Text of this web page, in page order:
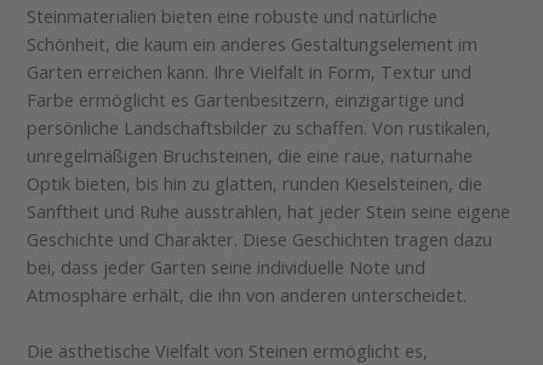
Steinmaterialien bieten eine robuste und natürliche
Schönheit, die kaum ein anderes Gestaltungselement im
Garten erreichen kann. Ihre Vielfalt in Form, Textur und
Farbe ermöglicht es Gartenbesitzern, einzigartige und
persönliche Landschaftsbilder zu schaffen. Von rustikalen,
unregelmäßigen Bruchsteinen, die eine raue, naturnahe
Optik bieten, bis hin zu glatten, runden Kieselsteinen, die
Sanftheit und Ruhe ausstrahlen, hat jeder Stein seine eigene
Geschichte und Charakter. Diese Geschichten tragen dazu
bei, dass jeder Garten seine individuelle Note und
Atmosphäre erhält, die ihn von anderen unterscheidet.
Die ästhetische Vielfalt von Steinen ermöglicht es,